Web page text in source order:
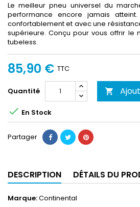
Le meilleur pneu universel du
performance encore jamais
confortablement et avec une
supérieure. Conçu pour vous offrir le
tubeless.
85,90 € TTC
Quantité 
 En Stock
Partager
DESCRIPTION DÉTAILS DU
Marque:Continental